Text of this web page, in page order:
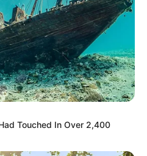
Touched In Over 2,400